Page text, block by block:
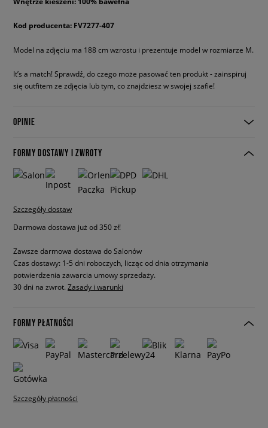
Kod producenta: FV7277-407
Model na zdjęciu ma 188 cm wzrostu i prezentuje model w rozmiarze M.
It’s a match! Sprawdź, do czego może pasować ten produkt - zainspiruj
się outfitem ze zdjęcia lub tym, co znajdziesz w swojej szafie!
OPINIE
FORMY DOSTAWY I ZWROTY
Szczegóły dostaw
Darmowa dostawa już od 350 zł!
Zawsze darmowa dostawa do Salonów
Czas dostawy: 1-5 dni roboczych, licząc od dnia otrzymania
potwierdzenia zawarcia umowy sprzedaży.
30 dni na zwrot. Zasady i warunki
FORMY PŁATNOŚCI
Szczegóły płatności